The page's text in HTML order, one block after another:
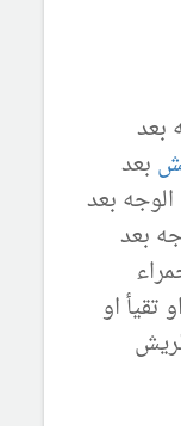
بعد
بعد
بعد
بعد
تقيأ او